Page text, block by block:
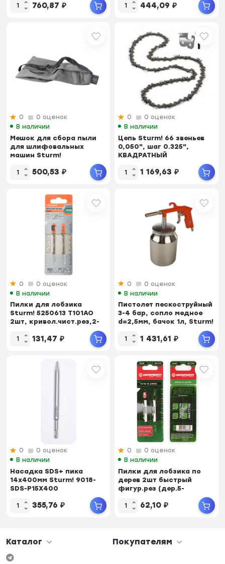
760,87 ₽ 444,09 ₽
0
0 оценок
В наличии
Мешок для сбора пыли
для шлифовальных
машин Sturm!
DWS6010S/DW...
500,53 ₽
0
0 оценок
В наличии
Цепь Sturm! 66 звеньев
0,050", шаг 0.325",
КВАДРАТНЫЙ
1 169,63 ₽
0
0 оценок
В наличии
Пилки для лобзика
Sturm! 5250613 T101AO
2шт, кривол.чист.рез,2-
131,47 ₽
0
0 оценок
В наличии
Пистолет пескоструйный
3-4 бар, сопло медное
d=2,5мм, бачок 1л, Sturm!
1 431,61 ₽
0
0 оценок
В наличии
Насадка SDS+ пика
14х400мм Sturm! 9018-
SDS-P15X400
355,76 ₽
0
0 оценок
В наличии
Пилки для лобзика по
дерев 2шт быстрый
фигур.рез (дер.5-
40мм,фанер.3-30мм) БО...
62,10 ₽
Каталог Покупателям